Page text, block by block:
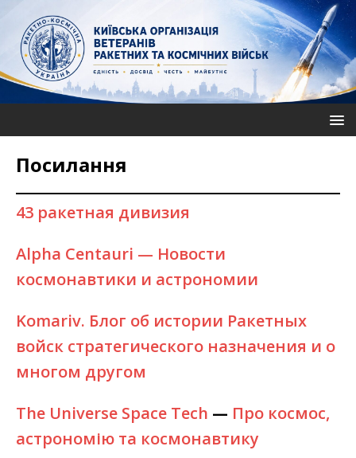
Посилання
43 ракетная дивизия
Alpha Centauri — Новости
космонавтики и астрономии
Komariv. Блог об истории Ракетных
войск стратегического назначения и о
многом другом
The Universe Space Tech — Про космос,
астрономію та космонавтику